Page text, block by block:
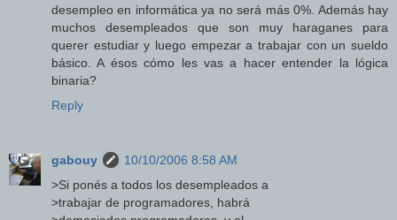
desempleo en informática ya no será más 0%. Además hay
muchos desempleados que son muy haraganes para
querer estudiar y luego empezar a trabajar con un sueldo
básico. A ésos cómo les vas a hacer entender la lógica
binaria?
Reply
gabouy
10/10/2006 8:58 AM
>Si ponés a todos los desempleados a
>trabajar de programadores, habrá